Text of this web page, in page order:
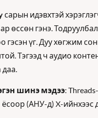
сарын идэвхтэй
өссөн гэнэ.
гэсэн үг. Дуу хөгжим
Тэгээд ч аудио
шинэ мэдээ:
(АНУ-д) X-ийнхээс